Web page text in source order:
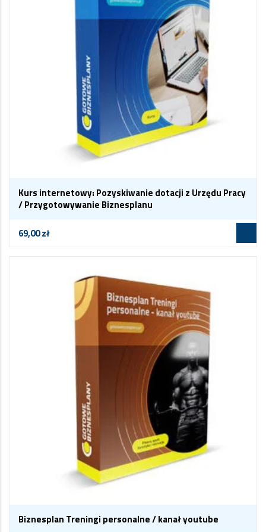
Kurs internetowy: Pozyskiwanie dotacji z Urzędu Pracy
/ Przygotowywanie Biznesplanu
69,00zł
Biznesplan Treningi personalne / kanał youtube